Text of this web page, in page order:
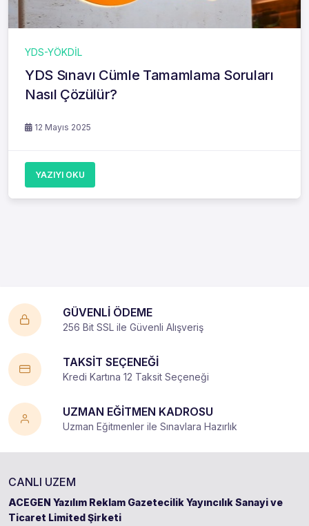
YDS-YÖKDİL
YDS Sınavı Cümle Tamamlama Soruları
Nasıl Çözülür?
12 Mayıs 2025
YAZIYI OKU
GÜVENLİ ÖDEME
256 Bit SSL ile Güvenli Alışveriş
TAKSİT SEÇENEĞİ
Kredi Kartına 12 Taksit Seçeneği
UZMAN EĞİTMEN KADROSU
Uzman Eğitmenler ile Sınavlara Hazırlık
CANLI UZEM
ACEGEN Yazılım Reklam Gazetecilik Yayıncılık Sanayi ve
Ticaret Limited Şirketi